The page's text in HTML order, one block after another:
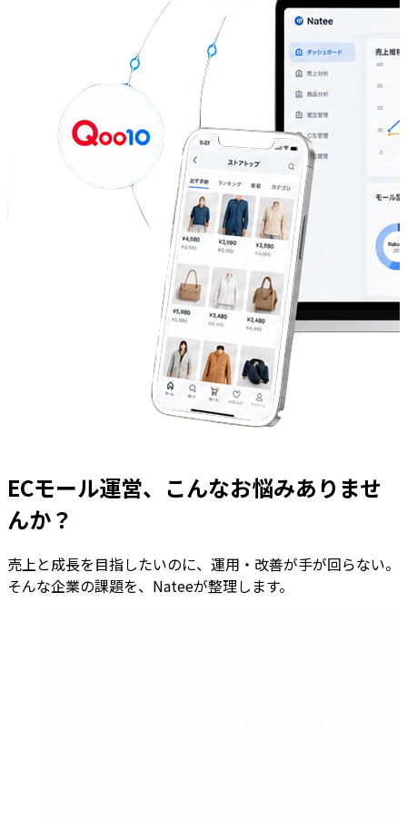
ECモール運営、こんなお悩みありませ
んか？
売上と成長を目指したいのに、運用・改善が手が回らない。
そんな企業の課題を、Nateeが整理します。